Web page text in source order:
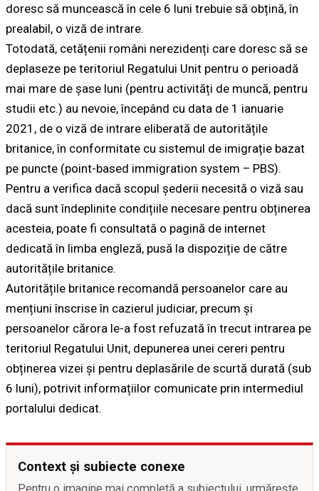
doresc să muncească în cele 6 luni trebuie să obțină, în
prealabil, o viză de intrare.
Totodată, cetățenii români nerezidenți care doresc să se
deplaseze pe teritoriul Regatului Unit pentru o perioadă
mai mare de șase luni (pentru activități de muncă, pentru
studii etc.) au nevoie, începând cu data de 1 ianuarie
2021, de o viză de intrare eliberată de autoritățile
britanice, în conformitate cu sistemul de imigrație bazat
pe puncte (point-based immigration system – PBS).
Pentru a verifica dacă scopul șederii necesită o viză sau
dacă sunt îndeplinite condițiile necesare pentru obținerea
acesteia, poate fi consultată o pagină de internet
dedicată în limba engleză, pusă la dispoziție de către
autoritățile britanice.
Autoritățile britanice recomandă persoanelor care au
mențiuni înscrise în cazierul judiciar, precum și
persoanelor cărora le-a fost refuzată în trecut intrarea pe
teritoriul Regatului Unit, depunerea unei cereri pentru
obținerea vizei și pentru deplasările de scurtă durată (sub
6 luni), potrivit informațiilor comunicate prin intermediul
portalului dedicat.
Context și subiecte conexe